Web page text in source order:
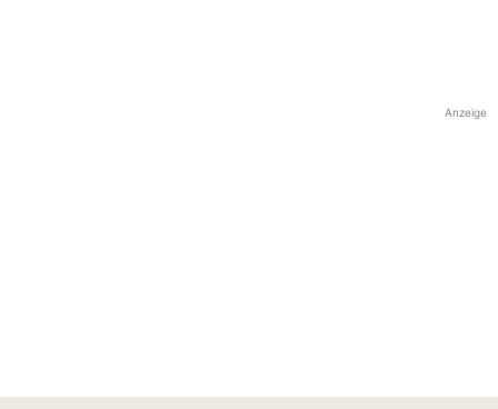
Anzeige